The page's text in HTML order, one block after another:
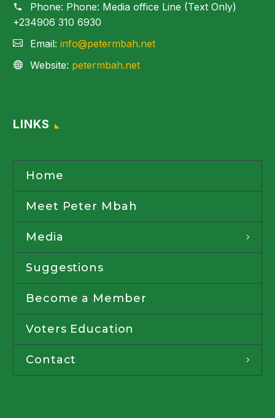
Phone: Phone: Media office Line (Text Only)
+234906 310 6930
Email: info@petermbah.net
Website: petermbah.net
LINKS
Home
Meet Peter Mbah
Media
Suggestions
Become a Member
Voters Education
Contact